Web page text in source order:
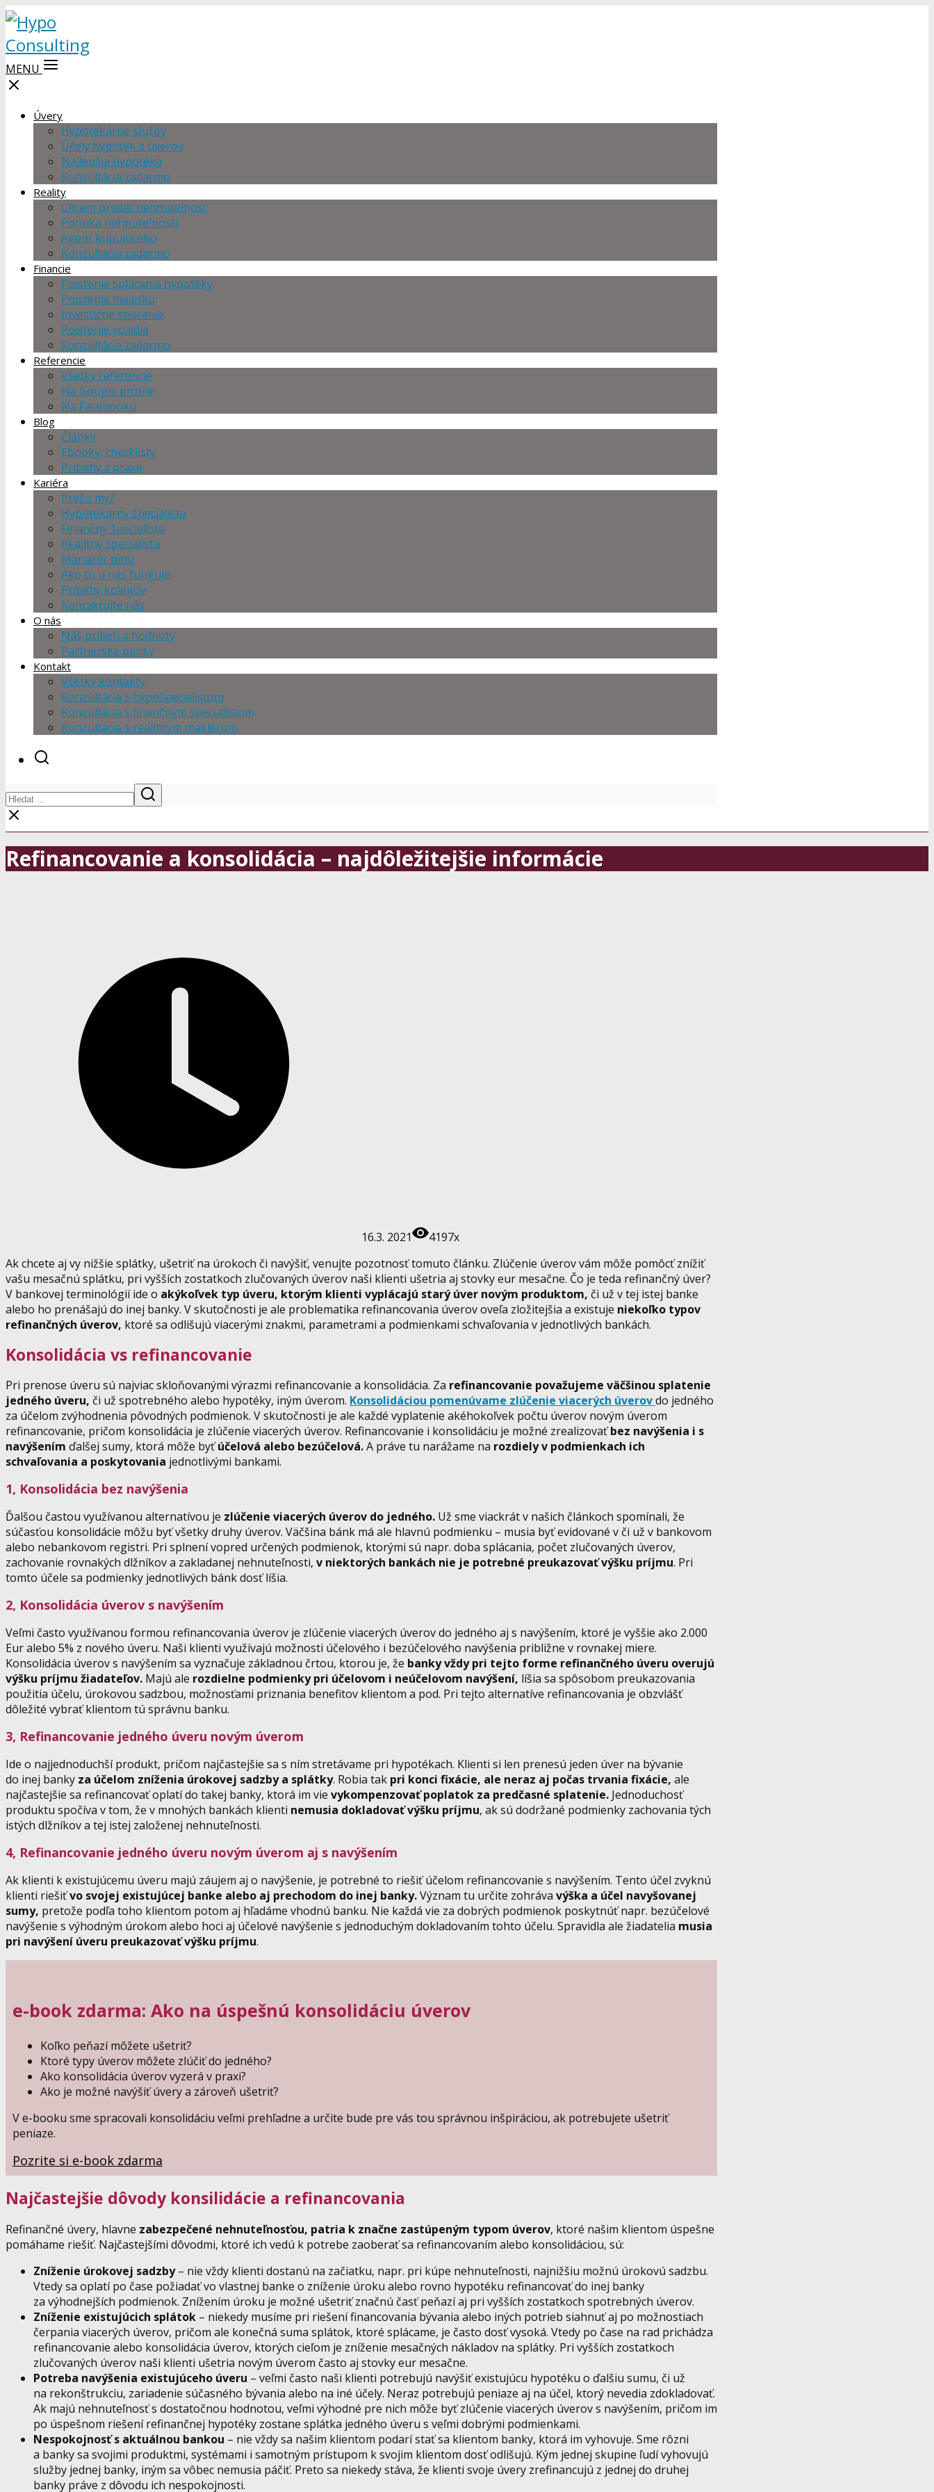
MENU
Úvery
Hypotekárne služby
Účely hypoték a úverov
Najlepšia hypotéka
Konzultácia zadarmo
Reality
Chcem predať nehnuteľnosť
Ponuka nehnuteľností
Agent kupujúceho
Konzultácia zadarmo
Financie
Poistenie splácania hypotéky
Poistenie majetku
Investičné sporenie
Poistenie vozidla
Konzultácia zadarmo
Referencie
Všetky referencie
Na Google profile
Na Facebooku
Blog
Články
Ebooky, checklisty
Príbehy z praxe
Kariéra
Prečo my?
Hypotekárny špecialista
Finančný špecialista
Realitný špecialista
Manažér tímu
Ako to u nás funguje
Príbehy kolegov
Kontaktujte nás
O nás
Náš príbeh a hodnoty
Partnerské banky
Kontakt
Všetky kontakty
Konzultácia s hypošpecialistom
Konzultácia s finančným špecialistom
Konzultácia s realitným maklérom
Refinancovanie a konsolidácia – najdôležitejšie informácie
16.3. 2021
4197x
Ak chcete aj vy nižšie splátky, ušetriť na úrokoch či navýšiť, venujte pozotnosť tomuto článku. Zlúčenie úverov vám môže pomôcť znížiť
vašu mesačnú splátku, pri vyšších zostatkoch zlučovaných úverov naši klienti ušetria aj stovky eur mesačne. Čo je teda refinančný úver?
V bankovej terminológií ide o akýkoľvek typ úveru, ktorým klienti vyplácajú starý úver novým produktom, či už v tej istej banke
alebo ho prenášajú do inej banky. V skutočnosti je ale problematika refinancovania úverov oveľa zložitejšia a existuje niekoľko typov
refinančných úverov, ktoré sa odlišujú viacerými znakmi, parametrami a podmienkami schvaľovania v jednotlivých bankách.
Konsolidácia vs refinancovanie
Pri prenose úveru sú najviac skloňovanými výrazmi refinancovanie a konsolidácia. Za refinancovanie považujeme väčšinou splatenie
jedného úveru, či už spotrebného alebo hypotéky, iným úverom. Konsolidáciou pomenúvame zlúčenie viacerých úverovdo jedného
za účelom zvýhodnenia pôvodných podmienok. V skutočnosti je ale každé vyplatenie akéhokoľvek počtu úverov novým úverom
refinancovanie, pričom konsolidácia je zlúčenie viacerých úverov. Refinancovanie i konsolidáciu je možné zrealizovaťbez navýšenia i s
navýšením ďalšej sumy, ktorá môže byťúčelová alebo bezúčelová.A práve tu narážame na rozdiely v podmienkach ich
schvaľovania a poskytovania jednotlivými bankami.
1, Konsolidácia bez navýšenia
Ďalšou častou využívanou alternatívou je zlúčenie viacerých úverov do jedného. Už sme viackrát v našich článkoch spomínali, že
súčasťou konsolidácie môžu byť všetky druhy úverov. Väčšina bánk má ale hlavnú podmienku – musia byť evidované v či už v bankovom
alebo nebankovom registri. Pri splnení vopred určených podmienok, ktorými sú napr. doba splácania, počet zlučovaných úverov,
zachovanie rovnakých dlžníkov a zakladanej nehnuteľnosti, v niektorých bankách nie je potrebné preukazovať výšku príjmu. Pri
tomto účele sa podmienky jednotlivých bánk dosť líšia.
2, Konsolidácia úverov s navýšením
Veľmi často využívanou formou refinancovania úverov je zlúčenie viacerých úverov do jedného aj s navýšením, ktoré je vyššie ako 2.000
Eur alebo 5% z nového úveru. Naši klienti využívajú možnosti účelového i bezúčelového navýšenia približne v rovnakej miere.
Konsolidácia úverov s navýšením sa vyznačuje základnou črtou, ktorou je, že banky vždy pri tejto forme refinančného úveru overujú
výšku príjmu žiadateľov. Majú ale rozdielne podmienky pri účelovom i neúčelovom navýšení, líšia sa spôsobom preukazovania
použitia účelu, úrokovou sadzbou, možnosťami priznania benefitov klientom a pod. Pri tejto alternatíve refinancovania je obzvlášť
dôležité vybrať klientom tú správnu banku.
3, Refinancovanie jedného úveru novým úverom
Ide o najjednoduchší produkt, pričom najčastejšie sa s ním stretávame pri hypotékach. Klienti si len prenesú jeden úver na bývanie
do inej banky za účelom zníženia úrokovej sadzby a splátky. Robia tak pri konci fixácie, ale neraz aj počas trvania fixácie, ale
najčastejšie sa refinancovať oplatí do takej banky, ktorá im vie vykompenzovať poplatok za predčasné splatenie. Jednoduchosť
produktu spočíva v tom, že v mnohých bankách klienti nemusia dokladovať výšku príjmu, ak sú dodržané podmienky zachovania tých
istých dlžníkov a tej istej založenej nehnuteľnosti.
4, Refinancovanie jedného úveru novým úverom aj s navýšením
Ak klienti k existujúcemu úveru majú záujem aj o navýšenie, je potrebné to riešiť účelom refinancovanie s navýšením. Tento účel zvyknú
klienti riešiťvo svojej existujúcej banke alebo aj prechodom do inej banky.Význam tu určite zohráva výška a účel navyšovanej
sumy, pretože podľa toho klientom potom aj hľadáme vhodnú banku. Nie každá vie za dobrých podmienok poskytnúť napr. bezúčelové
navýšenie s výhodným úrokom alebo hoci aj účelové navýšenie s jednoduchým dokladovaním tohto účelu. Spravidla ale žiadatelia musia
pri navýšení úveru preukazovať výšku príjmu.
e-book zdarma: Ako na úspešnú konsolidáciu úverov
Koľko peňazí môžete ušetriť?
Ktoré typy úverov môžete zlúčiť do jedného?
Ako konsolidácia úverov vyzerá v praxi?
Ako je možné navýšiť úvery a zároveň ušetriť?
V e-booku sme spracovali konsolidáciu veľmi prehľadne a určite bude pre vás tou správnou inšpiráciou, ak potrebujete ušetriť
peniaze.
Pozrite si e-book zdarma
Najčastejšie dôvody konsilidácie a refinancovania
Refinančné úvery, hlavne zabezpečené nehnuteľnosťou, patria k značne zastúpeným typom úverov, ktoré našim klientom úspešne
pomáhame riešiť. Najčastejšími dôvodmi, ktoré ich vedú k potrebe zaoberať sa refinancovaním alebo konsolidáciou, sú:
Zníženie úrokovej sadzby– nie vždy klienti dostanú na začiatku, napr. pri kúpe nehnuteľnosti, najnižšiu možnú úrokovú sadzbu.
Vtedy sa oplatí po čase požiadať vo vlastnej banke o zníženie úroku alebo rovno hypotéku refinancovať do inej banky
za výhodnejších podmienok. Znížením úroku je možné ušetriť značnú časť peňazí aj pri vyšších zostatkoch spotrebných úverov.
Zníženie existujúcich splátok – niekedy musíme pri riešení financovania bývania alebo iných potrieb siahnuť aj po možnostiach
čerpania viacerých úverov, pričom ale konečná suma splátok, ktoré splácame, je často dosť vysoká. Vtedy po čase na rad prichádza
refinancovanie alebo konsolidácia úverov, ktorých cieľom je zníženie mesačných nákladov na splátky. Pri vyšších zostatkoch
zlučovaných úverov naši klienti ušetria novým úverom často aj stovky eur mesačne.
Potreba navýšenia existujúceho úveru – veľmi často naši klienti potrebujú navýšiť existujúcu hypotéku o ďalšiu sumu, či už
na rekonštrukciu, zariadenie súčasného bývania alebo na iné účely. Neraz potrebujú peniaze aj na účel, ktorý nevedia zdokladovať.
Ak majú nehnuteľnosť s dostatočnou hodnotou, veľmi výhodné pre nich môže byť zlúčenie viacerých úverov s navýšením, pričom im
po úspešnom riešení refinančnej hypotéky zostane splátka jedného úveru s veľmi dobrými podmienkami.
Nespokojnosť s aktuálnou bankou – nie vždy sa našim klientom podarí stať sa klientom banky, ktorá im vyhovuje. Sme rôzni
a banky sa svojimi produktmi, systémami i samotným prístupom k svojim klientom dosť odlišujú. Kým jednej skupine ľudí vyhovujú
služby jednej banky, iným sa vôbec nemusia páčiť. Preto sa niekedy stáva, že klienti svoje úvery zrefinancujú z jednej do druhej
banky práve z dôvodu ich nespokojnosti.